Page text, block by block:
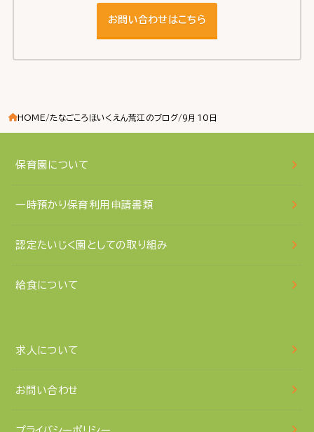
お問い合わせはこちら
HOME たなごころほいくえん荒江のブログ 9月10日
保育園について
一時預かり保育利用申請書類
認定たいじく園としての取り組み
給食について
求人について
お問い合わせ